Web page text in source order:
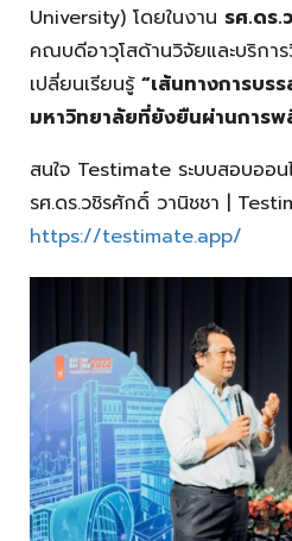
University) โดยในงาน รศ.ดร.
คณบดีอาวุโสด้านวิจัยและบริกา
เปลี่ยนเรียนรู้ “เส้นทางการบร
มหาวิทยาลัยที่ยังยืนผ่านการ
สนใจ Testimate ระบบสอบออ
รศ.ดร.วชิรศักดิ์ วานิชชา |
https://testimate.app/